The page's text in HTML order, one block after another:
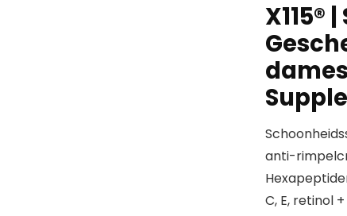
X115®
anti-
C, E, retinol +